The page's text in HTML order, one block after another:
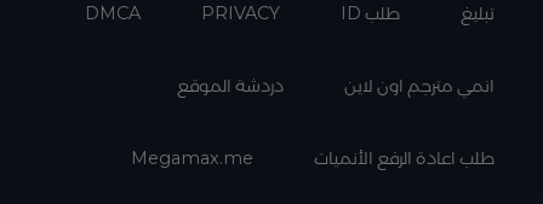
تبليغ طلب ID PRIVACY
DMCA
انمي مترجم اون لاين دردشة الموقع
طلب اعادة الرفع الأنميات Megamax.me